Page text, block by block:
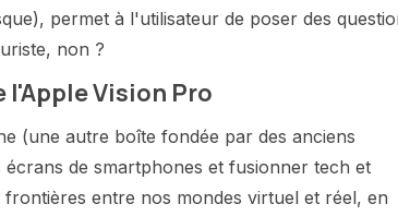
permet à l'utilisateur de poser des
non ?
l'Apple Vision Pro
(une autre boîte fondée par des anciens
de smartphones et fusionner tech et
entre nos mondes virtuel et réel, en